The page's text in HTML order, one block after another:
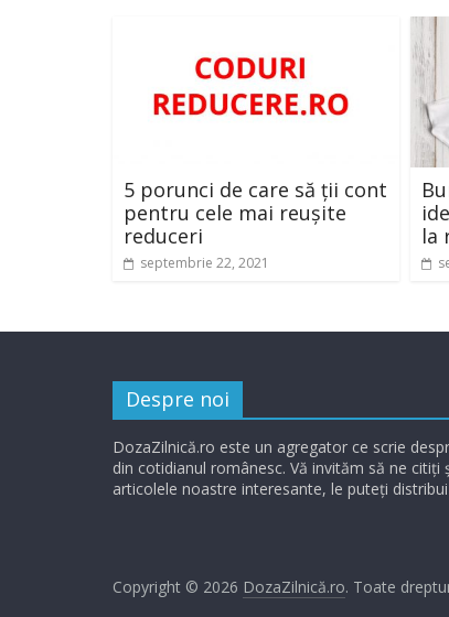
5 porunci de care să ții cont
pentru cele mai reușite
reduceri
septembrie 22, 2021
la
Despre noi
DozaZilnică.ro este un agregator ce scrie
din cotidianul românesc. Vă invităm să ne citiți
articolele noastre interesante, le puteți
Copyright © 2026 DozaZilnică.ro. Toate